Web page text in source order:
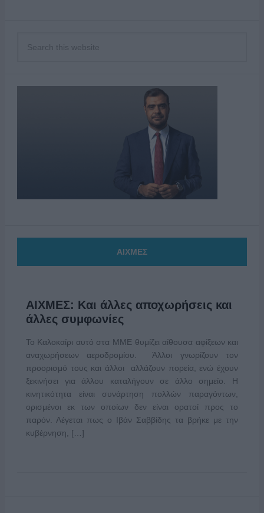
ΑΙΧΜΕΣ
ΑΙΧΜΕΣ: Και άλλες αποχωρήσεις και
άλλες συμφωνίες
Το Καλοκαίρι αυτό στα ΜΜΕ θυμίζει αίθουσα αφίξεων και
αναχωρήσεων αεροδρομίου. Άλλοι γνωρίζουν τον
προορισμό τους και άλλοι αλλάζουν πορεία, ενώ έχουν
ξεκινήσει για άλλου καταλήγουν σε άλλο σημείο. Η
κινητικότητα είναι συνάρτηση πολλών παραγόντων,
ορισμένοι εκ των οποίων δεν είναι ορατοί προς το
παρόν. Λέγεται πως ο Ιβάν Σαββίδης τα βρήκε με την
κυβέρνηση, […]